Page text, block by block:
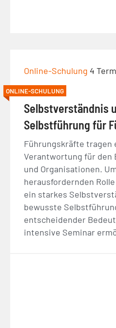
Online-Schulung 4
ONLINE-SCHULUNG
Selbstverständnis
Selbstführung für
Führungskräfte tragen
Verantwortung für den
und Organisationen.
herausfordernden
ein starkes
bewusste
entscheidender
intensive Seminar